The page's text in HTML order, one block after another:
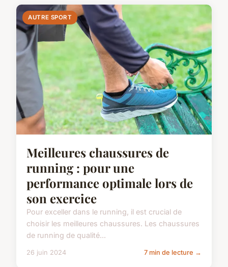
AUTRE SPORT
Meilleures chaussures de
running : pour une
performance optimale lors de
son exercice
Pour exceller dans le running, il est crucial de
choisir les meilleures chaussures. Les chaussures
de running de qualité...
26 juin 2024 7 min de lecture →